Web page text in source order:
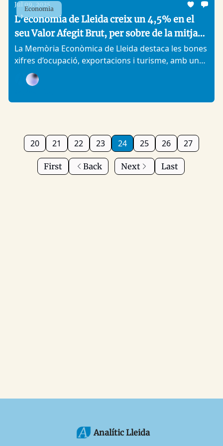
Economia
Jul 09, 2025
L’economia de Lleida creix un 4,5% en el
seu Valor Afegit Brut, per sobre de la mitjana
catalana
La Memòria Econòmica de Lleida destaca les bones
xifres d’ocupació, exportacions i turisme, amb un
protagonisme creixent de la indústria i
l’agroalimentació
First Back
20 21 22 23 24 25 26 27
Next Last
Analític Lleida